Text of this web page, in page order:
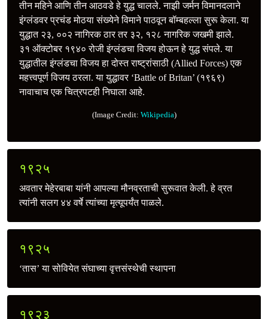
तीन महिने आणि तीन आठवडे हे युद्ध चालले. नाझी जर्मन विमानदलाने
इंग्लंडवर प्रचंड मोठया संख्येने विमाने पाठवून बॉम्बहल्ला सुरू केला. या
युद्धात २३, ००२ नागिरक ठार तर ३२, १२८ नागरिक जखमी झाले.
३१ ऑक्टोबर १९४० रोजी इंग्लंडचा विजय होऊन हे युद्ध संपले. या
युद्धातील इंग्लंडचा विजय हा दोस्त राष्ट्रांसाठी (Allied Forces) एक
महत्त्वपूर्ण विजय ठरला. या युद्धावर ‘Battle of Britan’ (१९६९)
नावाचाच एक चित्रपटही निघाला आहे.
(Image Credit: Wikipedia)
१९२५
अवतार मेहेरबाबा यांनी आपल्या मौनव्रताची सुरूवात केली. हे व्रत
त्यांनी सलग ४४ वर्षे त्यांच्या मृत्यूपर्यंत पाळले.
१९२५
‘तास’ या सोवियेत संघाच्या वृत्तसंस्थेची स्थापना
१९२३